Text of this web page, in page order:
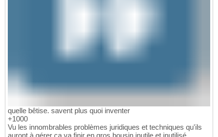
quelle bêtise. savent plus quoi inventer
+1000
Vu les innombrables problèmes juridiques et techniques qu'ils
auront à gérer ça va finir en gros bousin inutile et inutilisé.